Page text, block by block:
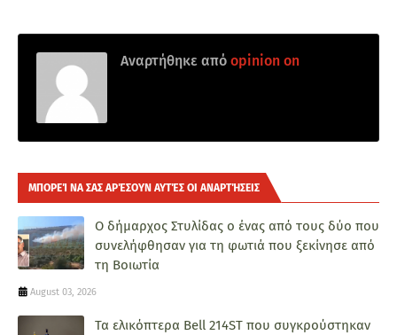
Αναρτήθηκε από opinion on
ΜΠΟΡΕΊ ΝΑ ΣΑΣ ΑΡΈΣΟΥΝ ΑΥΤΈΣ ΟΙ ΑΝΑΡΤΉΣΕΙΣ
Ο δήμαρχος Στυλίδας ο ένας από τους δύο που
συνελήφθησαν για τη φωτιά που ξεκίνησε από
τη Βοιωτία
August 03, 2026
Τα ελικόπτερα Bell 214ST που συγκρούστηκαν